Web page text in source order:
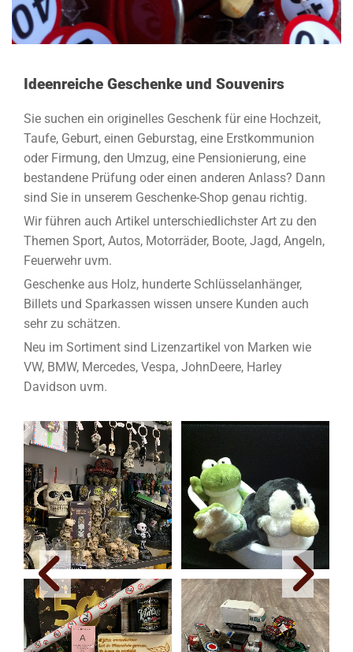
Ideenreiche Geschenke und Souvenirs
Sie suchen ein originelles Geschenk für eine Hochzeit,
Taufe, Geburt, einen Geburstag, eine Erstkommunion
oder Firmung, den Umzug, eine Pensionierung, eine
bestandene Prüfung oder einen anderen Anlass? Dann
sind Sie in unserem Geschenke-Shop genau richtig.
Wir führen auch Artikel unterschiedlichster Art zu den
Themen Sport, Autos, Motorräder, Boote, Jagd, Angeln,
Feuerwehr uvm.
Geschenke aus Holz, hunderte Schlüsselanhänger,
Billets und Sparkassen wissen unsere Kunden auch
sehr zu schätzen.
Neu im Sortiment sind Lizenzartikel von Marken wie
VW, BMW, Mercedes, Vespa, JohnDeere, Harley
Davidson uvm.